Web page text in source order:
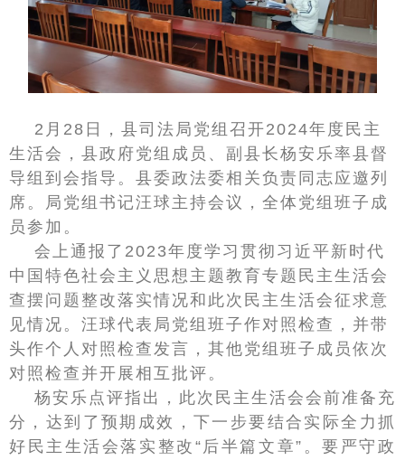
2月28日，县司法局党组召开2024年度民主
生活会，县政府党组成员、副县长杨安乐率县督
导组到会指导。县委政法委相关负责同志应邀列
席。局党组书记汪球主持会议，全体党组班子成
员参加。
会上通报了2023年度学习贯彻习近平新时代
中国特色社会主义思想主题教育专题民主生活会
查摆问题整改落实情况和此次民主生活会征求意
见情况。汪球代表局党组班子作对照检查，并带
头作个人对照检查发言，其他党组班子成员依次
对照检查并开展相互批评。
杨安乐点评指出，此次民主生活会会前准备充
分，达到了预期成效，下一步要结合实际全力抓
好民主生活会落实整改“后半篇文章”。要严守政